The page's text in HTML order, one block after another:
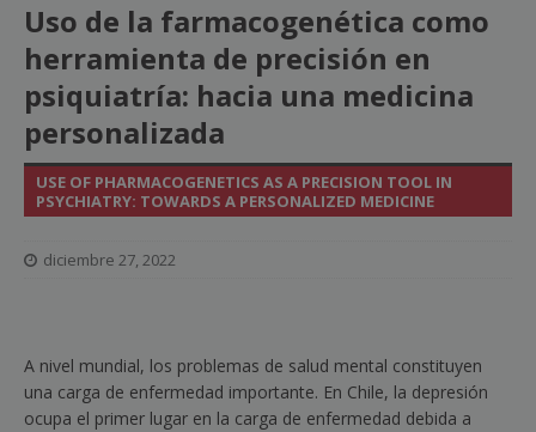
Uso de la farmacogenética como
herramienta de precisión en
psiquiatría: hacia una medicina
personalizada
USE OF PHARMACOGENETICS AS A PRECISION TOOL IN
PSYCHIATRY: TOWARDS A PERSONALIZED MEDICINE
diciembre 27, 2022
A nivel mundial, los problemas de salud mental constituyen
una carga de enfermedad importante. En Chile, la depresión
ocupa el primer lugar en la carga de enfermedad debida a